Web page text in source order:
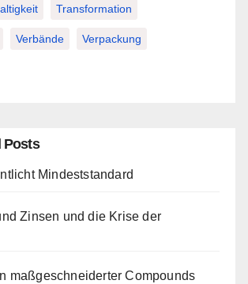
Transformation
Verbände Verpackung
Posts
Mindeststandard
Zinsen und die Krise der
maßgeschneiderter Compounds